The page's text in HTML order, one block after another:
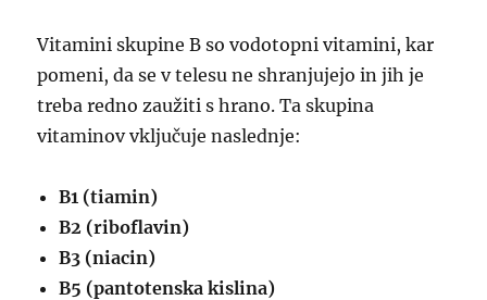
Vitamini skupine B so vodotopni vitamini, kar
pomeni, da se v telesu ne shranjujejo in jih je
treba redno zaužiti s hrano. Ta skupina
vitaminov vključuje naslednje:
B1 (tiamin)
B2 (riboflavin)
B3 (niacin)
B5 (pantotenska kislina)